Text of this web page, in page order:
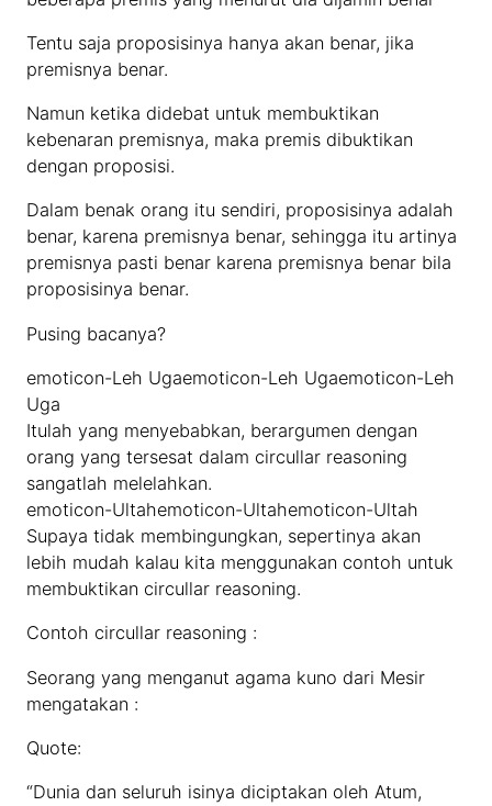
Tentu saja proposisinya hanya akan benar, jika
premisnya benar.
Namun ketika didebat untuk membuktikan
kebenaran premisnya, maka premis dibuktikan
dengan proposisi.
Dalam benak orang itu sendiri, proposisinya adalah
benar, karena premisnya benar, sehingga itu artinya
premisnya pasti benar karena premisnya benar bila
proposisinya benar.
Pusing bacanya?
emoticon-Leh Ugaemoticon-Leh Ugaemoticon-Leh
Uga
Itulah yang menyebabkan, berargumen dengan
orang yang tersesat dalam circullar reasoning
sangatlah melelahkan.
emoticon-Ultahemoticon-Ultahemoticon-Ultah
Supaya tidak membingungkan, sepertinya akan
lebih mudah kalau kita menggunakan contoh untuk
membuktikan circullar reasoning.
Contoh circullar reasoning :
Seorang yang menganut agama kuno dari Mesir
mengatakan :
Quote:
“Dunia dan seluruh isinya diciptakan oleh Atum,